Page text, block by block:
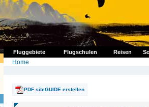
Fluggebiete Flugschulen Reisen
Home
PDF siteGUIDE erstellen